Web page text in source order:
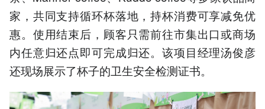
家，共同支持循环杯落地，持杯消费可享减免优
惠。使用结束后，顾客只需前往市集出口或商场
内任意归还点即可完成归还。该项目经理汤俊彦
还现场展示了杯子的卫生安全检测证书。